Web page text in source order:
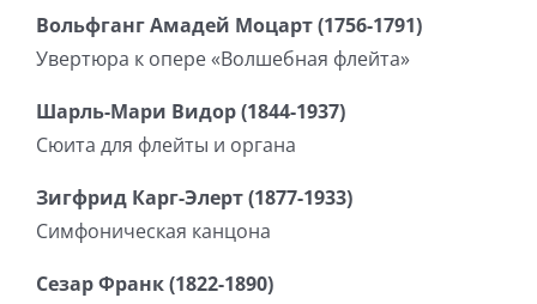
Вольфганг Амадей Моцарт (1756-1791)
Увертюра к опере «Волшебная флейта»
Шарль-Мари Видор (1844-1937)
Сюита для флейты и органа
Зигфрид Карг-Элерт (1877-1933)
Симфоническая канцона
Сезар Франк (1822-1890)